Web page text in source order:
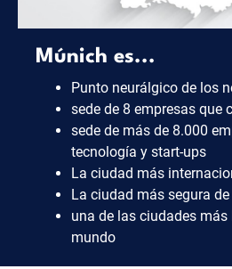
Múnich es...
Punto neurálgico de los
sede de 8 empresas que
sede de más de 8.000
tecnología y start-ups
La ciudad más
La ciudad más segura
una de las ciudades
mundo